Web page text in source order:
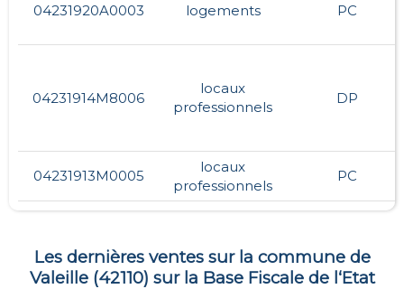
04231920A0003 logements PC
04231914M8006
locaux
professionnels
DP
04231913M0005
locaux
professionnels
PC
Les dernières ventes sur la commune de
Valeille(42110) sur la Base Fiscale de l‘Etat